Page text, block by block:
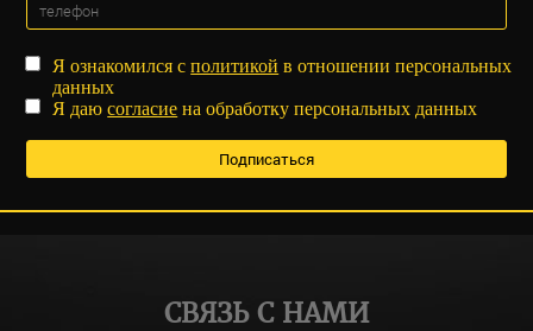
Я ознакомился сполитикой в отношении персональных
данных
Я даюсогласие на обработку персональных данных
СВЯЗЬ С НАМИ